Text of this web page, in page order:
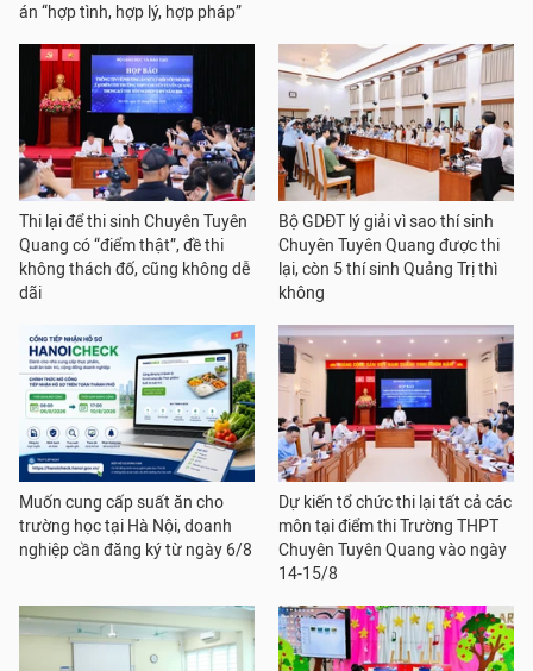
án “hợp tình, hợp lý, hợp pháp”
Thi lại để thi sinh Chuyên Tuyên
Quang có “điểm thật”, đề thi
không thách đố, cũng không dễ
dãi
Bộ GDĐT lý giải vì sao thí sinh
Chuyên Tuyên Quang được thi
lại, còn 5 thí sinh Quảng Trị thì
không
Muốn cung cấp suất ăn cho
trường học tại Hà Nội, doanh
nghiệp cần đăng ký từ ngày 6/8
Dự kiến tổ chức thi lại tất cả các
môn tại điểm thi Trường THPT
Chuyên Tuyên Quang vào ngày
14-15/8